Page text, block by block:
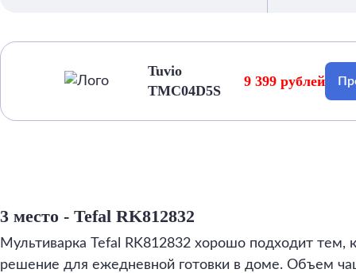
Tuvio
TMC04D5S
9 399 рублей
3 место - Tefal RK812832
Мультиварка Tefal RK812832 хорошо подходит тем,
решение для ежедневной готовки в доме. Объем